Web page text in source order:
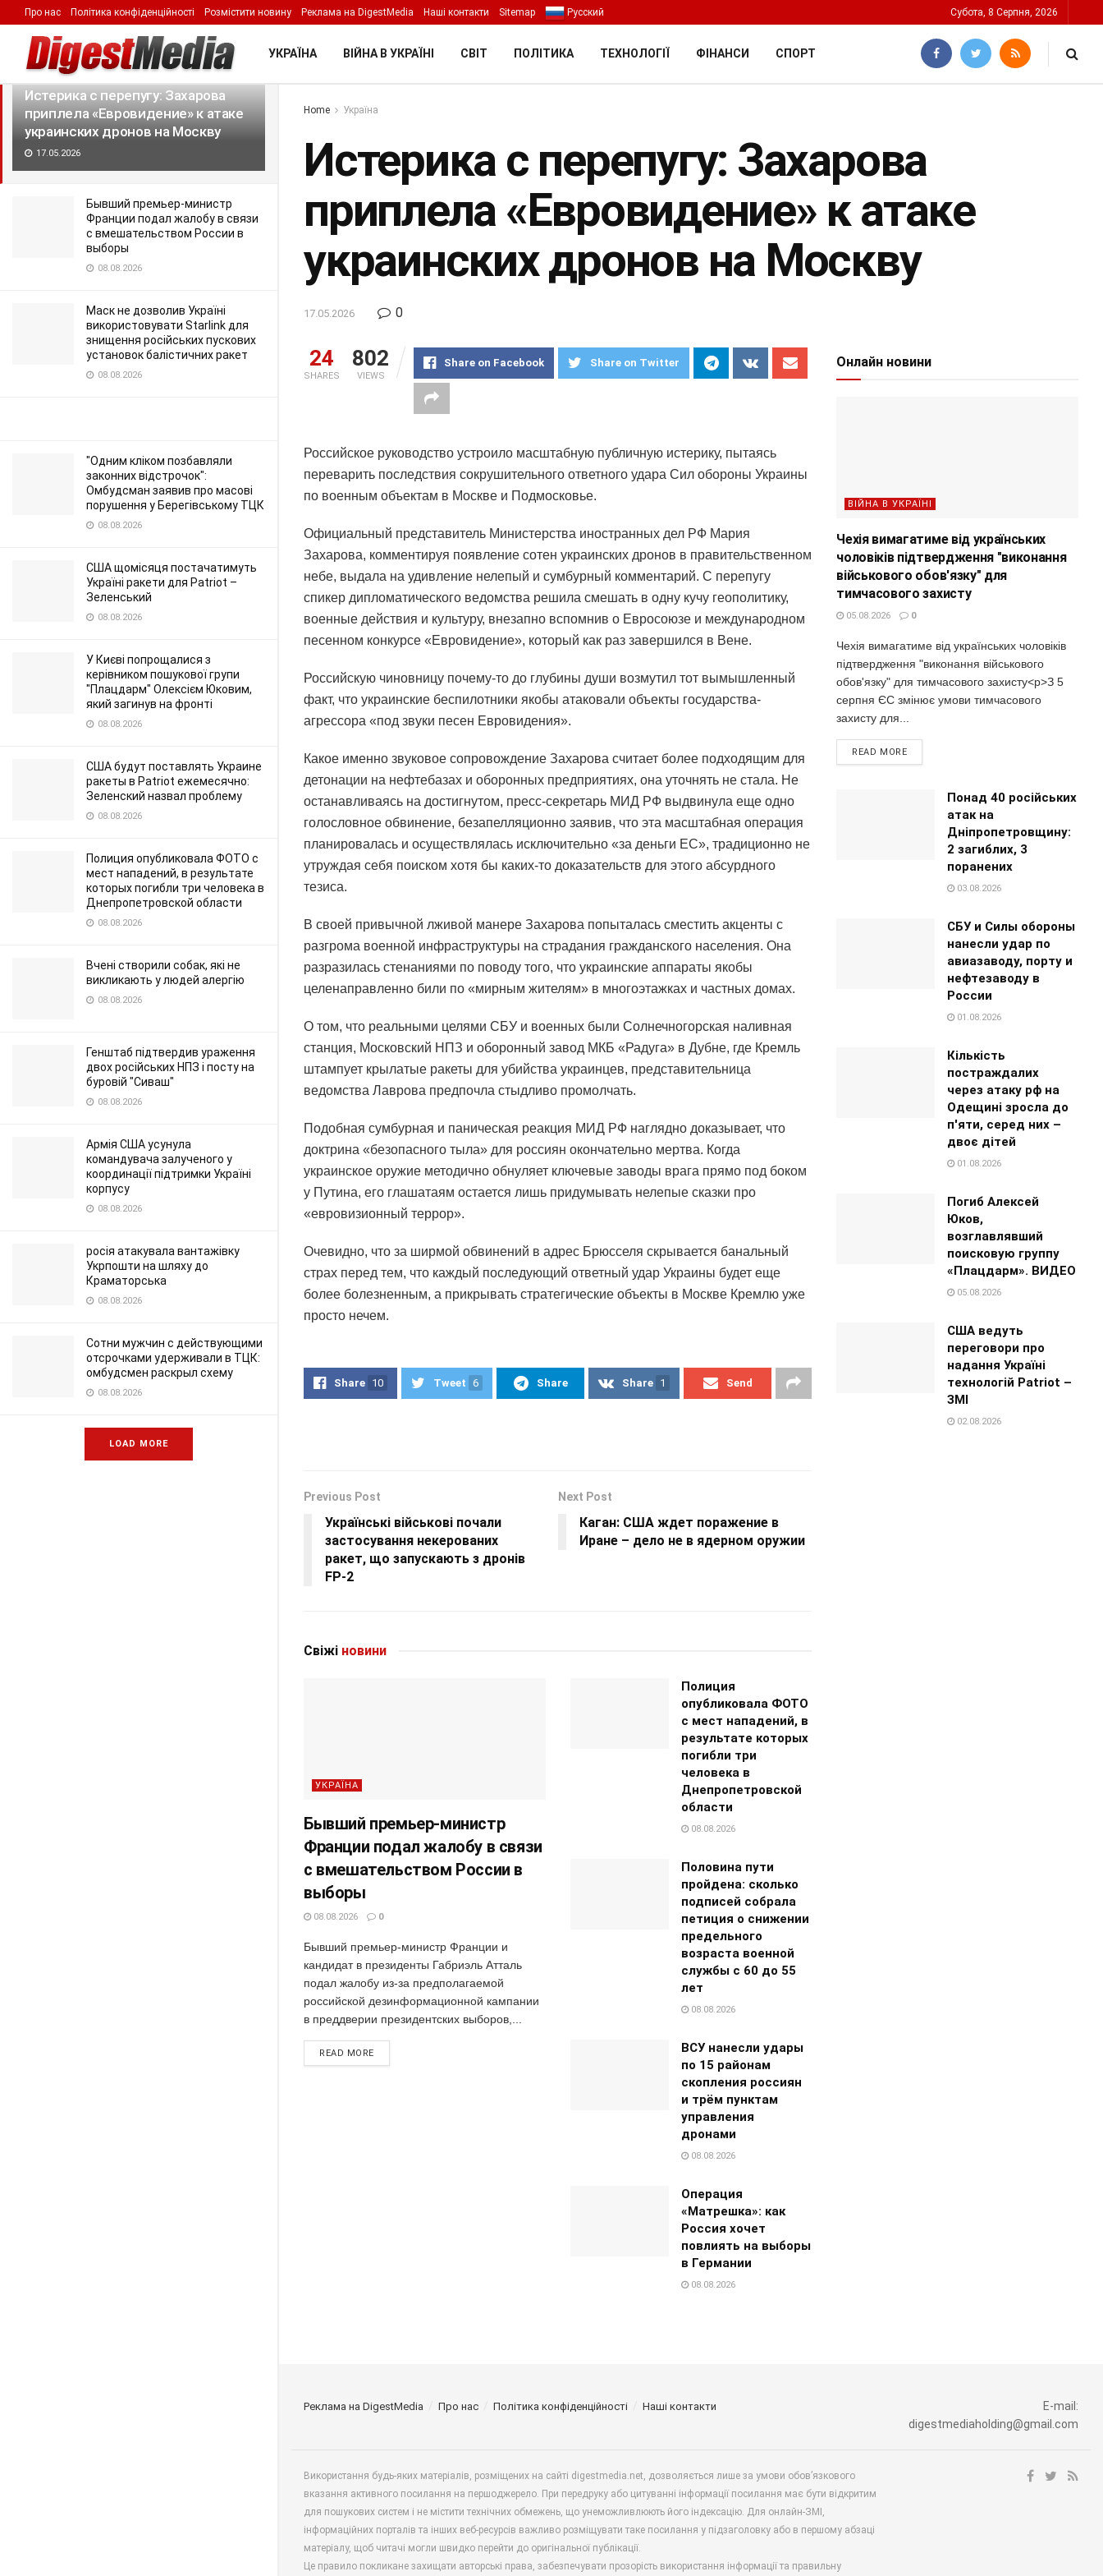
LATEST TRENDING Filter
Истерика с перепугу: Захарова
приплела «Евровидение» к атаке
украинских дронов на Москву
17.05.2026
Бывший премьер-министр
Франции подал жалобу в связи
с вмешательством России в
выборы
08.08.2026
Маск не дозволив Україні
використовувати Starlink для
знищення російських пускових
установок балістичних ракет
08.08.2026
"Одним кліком позбавляли
законних відстрочок":
Омбудсман заявив про масові
порушення у Берегівському ТЦК
08.08.2026
США щомісяця постачатимуть
Україні ракети для Patriot –
Зеленський
08.08.2026
У Києві попрощалися з
керівником пошукової групи
"Плацдарм" Олексієм Юковим,
який загинув на фронті
08.08.2026
США будут поставлять Украине
ракеты в Patriot ежемесячно:
Зеленский назвал проблему
08.08.2026
Полиция опубликовала ФОТО с
мест нападений, в результате
которых погибли три человека в
Днепропетровской области
08.08.2026
Вчені створили собак, які не
викликають у людей алергію
08.08.2026
Генштаб підтвердив ураження
двох російських НПЗ і посту на
буровій "Сиваш"
08.08.2026
Армія США усунула
командувача залученого у
координації підтримки Україні
корпусу
08.08.2026
росія атакувала вантажівку
Укрпошти на шляху до
Краматорська
08.08.2026
Сотни мужчин с действующими
отсрочками удерживали в ТЦК:
омбудсмен раскрыл схему
08.08.2026
LOAD MORE
Про нас Політика конфіденційності Розмістити новину Реклама на DigestMedia Наші контакти Sitemap Русский Субота, 8 Серпня, 2026
УКРАЇНА ВІЙНА В УКРАЇНІ СВІТ ПОЛІТИКА ТЕХНОЛОГІЇ ФІНАНСИ СПОРТ
Home Україна
Истерика с перепугу: Захарова
приплела «Евровидение» к атаке
украинских дронов на Москву
17.05.2026 0
24
SHARES
802
VIEWS
Share on Facebook Share on Twitter
Российское руководство устроило масштабную публичную истерику, пытаясь
переварить последствия сокрушительного ответного удара Сил обороны Украины
по военным объектам в Москве и Подмосковье.
Официальный представитель Министерства иностранных дел РФ Мария
Захарова, комментируя появление сотен украинских дронов в правительственном
небе, выдала на удивление нелепый и сумбурный комментарий. С перепугу
спикер дипломатического ведомства решила смешать в одну кучу геополитику,
военные действия и культуру, внезапно вспомнив о Евросоюзе и международном
песенном конкурсе «Евровидение», который как раз завершился в Вене.
Российскую чиновницу почему-то до глубины души возмутил тот вымышленный
факт, что украинские беспилотники якобы атаковали объекты государства-
агрессора «под звуки песен Евровидения».
Какое именно звуковое сопровождение Захарова считает более подходящим для
детонации на нефтебазах и оборонных предприятиях, она уточнять не стала. Не
останавливаясь на достигнутом, пресс-секретарь МИД РФ выдвинула еще одно
голословное обвинение, безапелляционно заявив, что эта масштабная операция
планировалась и осуществлялась исключительно «за деньги ЕС», традиционно не
утруждая себя поиском хотя бы каких-то доказательств для этого абсурдного
тезиса.
В своей привычной лживой манере Захарова попыталась сместить акценты с
разгрома военной инфраструктуры на страдания гражданского населения. Она
разразилась стенаниями по поводу того, что украинские аппараты якобы
целенаправленно били по «мирным жителям» в многоэтажках и частных домах.
О том, что реальными целями СБУ и военных были Солнечногорская наливная
станция, Московский НПЗ и оборонный завод МКБ «Радуга» в Дубне, где Кремль
штампует крылатые ракеты для убийства украинцев, представительница
ведомства Лаврова предпочла стыдливо промолчать.
Подобная сумбурная и паническая реакция МИД РФ наглядно доказывает, что
доктрина «безопасного тыла» для россиян окончательно мертва. Когда
украинское оружие методично обнуляет ключевые заводы врага прямо под боком
у Путина, его глашатаям остается лишь придумывать нелепые сказки про
«евровизионный террор».
Очевидно, что за ширмой обвинений в адрес Брюсселя скрывается банальный
страх перед тем, что каждый последующий ответный удар Украины будет еще
более болезненным, а прикрывать стратегические объекты в Москве Кремлю уже
просто нечем.
Share 10 Tweet 6 Share Share 1 Send
Previous Post
Українські військові почали
застосування некерованих
ракет, що запускають з дронів
FP-2
Next Post
Каган: США ждет поражение в
Иране – дело не в ядерном оружии
Свіжі новини
УКРАЇНА
Бывший премьер-министр
Франции подал жалобу в связи
с вмешательством России в
выборы
08.08.2026 0
Бывший премьер-министр Франции и
кандидат в президенты Габриэль Атталь
подал жалобу из-за предполагаемой
российской дезинформационной кампании
в преддверии президентских выборов,...
READ MORE
Полиция
опубликовала ФОТО
с мест нападений, в
результате которых
погибли три
человека в
Днепропетровской
области
08.08.2026
Половина пути
пройдена: сколько
подписей собрала
петиция о снижении
предельного
возраста военной
службы с 60 до 55
лет
08.08.2026
ВСУ нанесли удары
по 15 районам
скопления россиян
и трём пунктам
управления
дронами
08.08.2026
Операция
«Матрешка»: как
Россия хочет
повлиять на выборы
в Германии
08.08.2026
Онлайн новини
ВІЙНА В УКРАЇНІ
Чехія вимагатиме від українських
чоловіків підтвердження "виконання
військового обов'язку" для
тимчасового захисту
05.08.2026 0
Чехія вимагатиме від українських чоловіків
підтвердження "виконання військового
обов'язку" для тимчасового захисту<p>З 5
серпня ЄС змінює умови тимчасового
захисту для...
READ MORE
Понад 40 російських
атак на
Дніпропетровщину:
2 загиблих, 3
поранених
03.08.2026
СБУ и Силы обороны
нанесли удар по
авиазаводу, порту и
нефтезаводу в
России
01.08.2026
Кількість
постраждалих
через атаку рф на
Одещині зросла до
п'яти, серед них –
двоє дітей
01.08.2026
Погиб Алексей
Юков,
возглавлявший
поисковую группу
«Плацдарм». ВИДЕО
05.08.2026
США ведуть
переговори про
надання Україні
технологій Patriot –
ЗМІ
02.08.2026
Реклама на DigestMedia Про нас Політика конфіденційності Наші контакти
E-mail:
digestmediaholding@gmail.com
Використання будь-яких матеріалів, розміщених на сайті digestmedia.net, дозволяється лише за умови обов’язкового
вказання активного посилання на першоджерело. При передруку або цитуванні інформації посилання має бути відкритим
для пошукових систем і не містити технічних обмежень, що унеможливлюють його індексацію. Для онлайн-ЗМІ,
інформаційних порталів та інших веб-ресурсів важливо розміщувати таке посилання у підзаголовку або в першому абзаці
матеріалу, щоб читачі могли швидко перейти до оригінальної публікації.
Це правило покликане захищати авторські права, забезпечувати прозорість використання інформації та правильну